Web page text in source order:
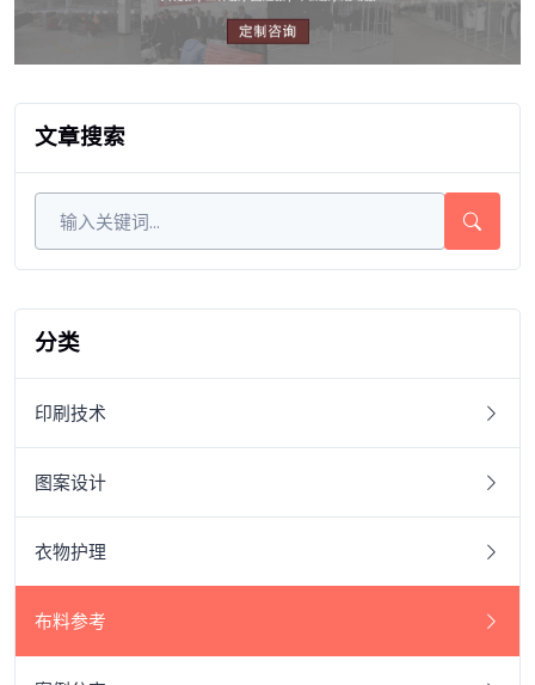
文章搜索
分类
印刷技术
图案设计
衣物护理
布料参考